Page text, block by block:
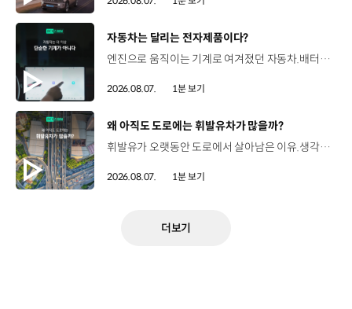
[동영상]
자동차는 달리는 전자제품이다?
엔진으로 움직이는 기계로 여겨졌던 자동차.배터리와 소프트웨어를 통해 어떻게 바뀌고 있을까요? 현대진행형 팟캐스트 EP.21에서 확인하세요.📻 #현대자동차그룹 #현대진행형 #모빌리티팟캐스트 #SDV #전기차 #연료 #미래모빌리티 #모빌리티
2026.08.07. 1분 보기
[동영상]
왜 아직도 도로에는 휘발유차가 많을까?
휘발유가 오랫동안 도로에서 살아남은 이유.생각보다 강력한 장점이 있었습니다. 현대진행형 팟캐스트 EP.21에서 확인하세요.📻 #현대자동차그룹 #현대진행형 #모빌리티팟캐스트 #휘발유 #내연기관 #연료 #미래모빌리티 #모빌리티
2026.08.07. 1분 보기
더보기